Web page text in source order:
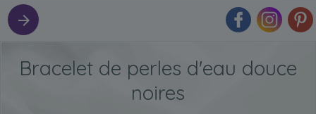
Bracelet de perles d'eau douce
noires